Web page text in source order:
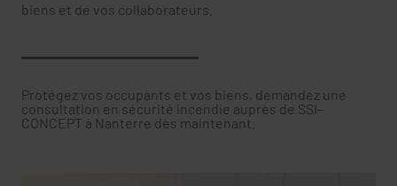
biens et de vos collaborateurs.
Protégez vos occupants et vos biens, demandez une
consultation en sécurité incendie auprès de SSI-
CONCEPT à Nanterre dès maintenant.